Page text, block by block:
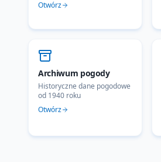
Otwórz
Archiwum pogody
Historyczne dane pogodowe
od 1940 roku
Otwórz